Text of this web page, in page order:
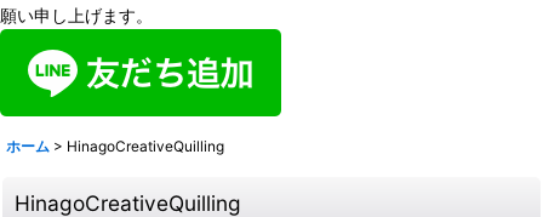
願い申し上げます。
ホーム > HinagoCreativeQuilling
HinagoCreativeQuilling